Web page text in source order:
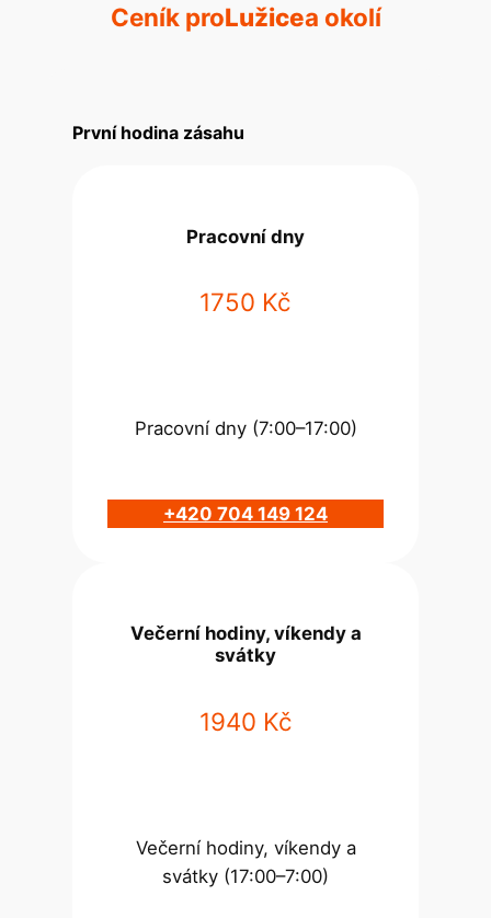
Ceník proLužicea okolí
První hodina zásahu
Pracovní dny
1750 Kč
Pracovní dny (7:00–17:00)
+420 704 149 124
Večerní hodiny, víkendy a
svátky
1940 Kč
Večerní hodiny, víkendy a
svátky (17:00–7:00)